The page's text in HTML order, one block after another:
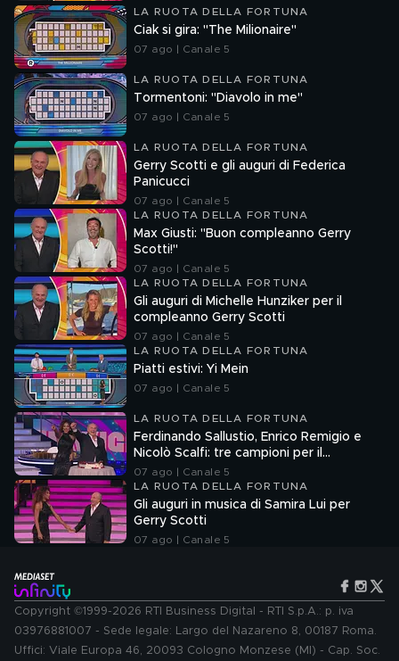
LA RUOTA DELLA FORTUNA
Ciak si gira: "The Milionaire"
07 ago | Canale 5
LA RUOTA DELLA FORTUNA
Tormentoni: "Diavolo in me"
07 ago | Canale 5
LA RUOTA DELLA FORTUNA
Gerry Scotti e gli auguri di Federica
Panicucci
07 ago | Canale 5
LA RUOTA DELLA FORTUNA
Max Giusti: "Buon compleanno Gerry
Scotti!"
07 ago | Canale 5
LA RUOTA DELLA FORTUNA
Gli auguri di Michelle Hunziker per il
compleanno Gerry Scotti
07 ago | Canale 5
LA RUOTA DELLA FORTUNA
Piatti estivi: Yi Mein
07 ago | Canale 5
LA RUOTA DELLA FORTUNA
Ferdinando Sallustio, Enrico Remigio e
Nicolò Scalfi: tre campioni per il
compleanno di Gerry Scotti
07 ago | Canale 5
LA RUOTA DELLA FORTUNA
Gli auguri in musica di Samira Lui per
Gerry Scotti
07 ago | Canale 5
Copyright ©1999-2026 RTI Business Digital - RTI S.p.A.: p. iva
03976881007 - Sede legale: Largo del Nazareno 8, 00187 Roma.
Uffici: Viale Europa 46, 20093 Cologno Monzese (MI) - Cap. Soc.